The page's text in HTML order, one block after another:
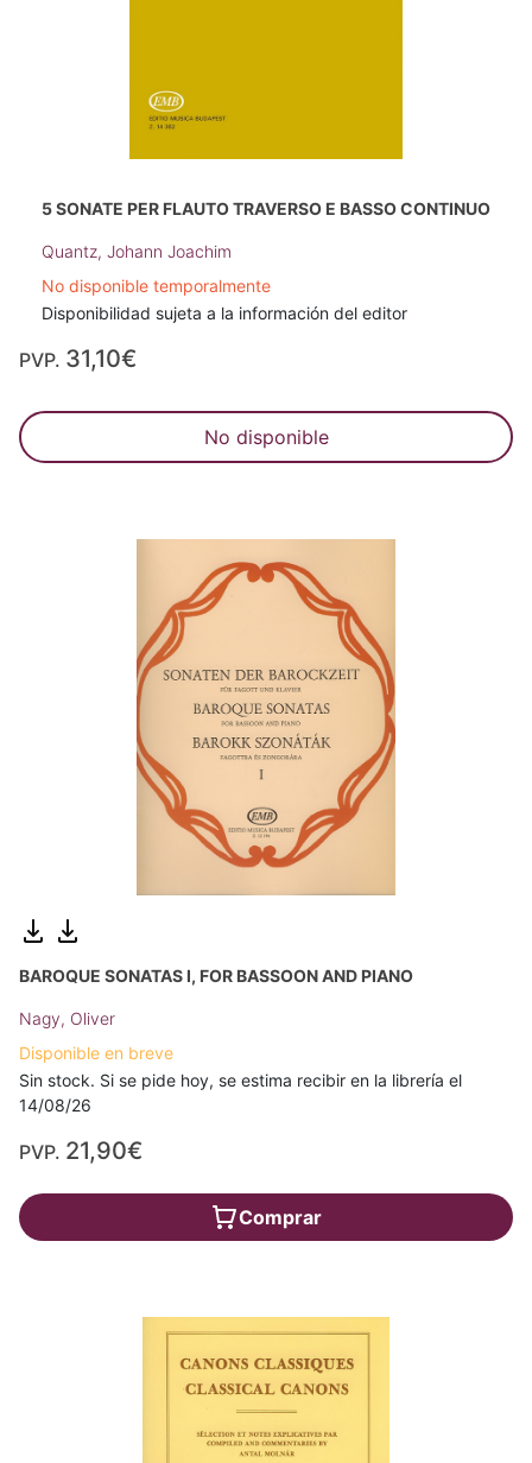
5 SONATE PER FLAUTO TRAVERSO E BASSO CONTINUO
Quantz, Johann Joachim
No disponible temporalmente
Disponibilidad sujeta a la información del editor
PVP. 31,10€
No disponible
BAROQUE SONATAS I, FOR BASSOON AND PIANO
Nagy, Oliver
Disponible en breve
Sin stock. Si se pide hoy, se estima recibir en la librería el
14/08/26
PVP. 21,90€
Comprar